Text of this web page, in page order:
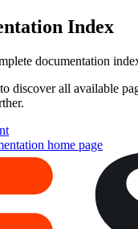
Index
documentation
discover all available
home page